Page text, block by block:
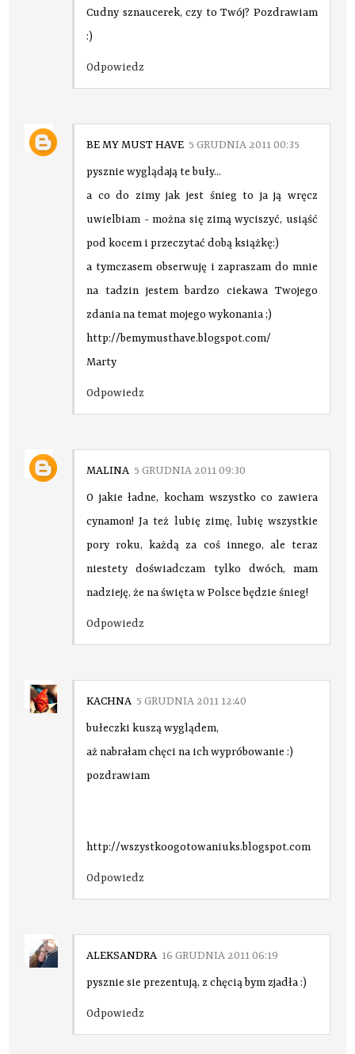
Cudny sznaucerek, czy to Twój? Pozdrawiam
:)
Odpowiedz
BE MY MUST HAVE 5 GRUDNIA 2011 00:35
pysznie wyglądają te buły...
a co do zimy jak jest śnieg to ja ją wręcz
uwielbiam - można się zimą wyciszyć, usiąść
pod kocem i przeczytać dobą książkę:)
a tymczasem obserwuję i zapraszam do mnie
na tadzin jestem bardzo ciekawa Twojego
zdania na temat mojego wykonania ;)
http://bemymusthave.blogspot.com/
Marty
Odpowiedz
MALINA 5 GRUDNIA 2011 09:30
O jakie ładne, kocham wszystko co zawiera
cynamon! Ja też lubię zimę, lubię wszystkie
pory roku, każdą za coś innego, ale teraz
niestety doświadczam tylko dwóch, mam
nadzieję, że na święta w Polsce będzie śnieg!
Odpowiedz
KACHNA 5 GRUDNIA 2011 12:40
bułeczki kuszą wyglądem,
aż nabrałam chęci na ich wypróbowanie :)
pozdrawiam
http://wszystkoogotowaniuks.blogspot.com
Odpowiedz
ALEKSANDRA 16 GRUDNIA 2011 06:19
pysznie sie prezentują, z chęcią bym zjadła :)
Odpowiedz